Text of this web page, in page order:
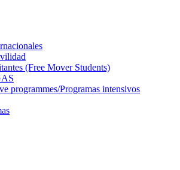
(Free Mover Students)
programmes/Programas intensivos